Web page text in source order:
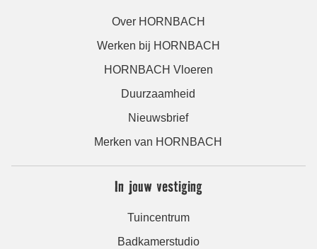
Over HORNBACH
Werken bij HORNBACH
HORNBACH Vloeren
Duurzaamheid
Nieuwsbrief
Merken van HORNBACH
In jouw vestiging
Tuincentrum
Badkamerstudio